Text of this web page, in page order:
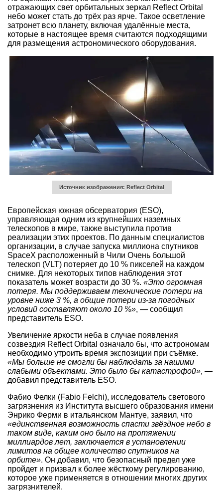
отражающих свет орбитальных зеркал Reflect Orbital
небо может стать до трёх раз ярче. Такое осветление
затронет всю планету, включая удалённые места,
которые в настоящее время считаются подходящими
для размещения астрономического оборудования.
Источник изображения: Reflect Orbital
Европейская южная обсерватория (ESO),
управляющая одним из крупнейших наземных
телескопов в мире, также выступила против
реализации этих проектов. По данным специалистов
организации, в случае запуска миллиона спутников
SpaceX расположенный в Чили Очень большой
телескоп (VLT) потеряет до 10 % пикселей на каждом
снимке. Для некоторых типов наблюдения этот
показатель может возрасти до 30 %. «Это огромная
потеря. Мы поддерживаем технические потери на
уровне ниже 3 %, а общие потери из-за погодных
условий составляют около 10 %», — сообщил
представитель ESO.
Увеличение яркости неба в случае появления
созвездия Reflect Orbital означало бы, что астрономам
необходимо утроить время экспозиции при съёмке.
«Мы больше не смогли бы наблюдать за нашими
слабыми объектами. Это было бы катастрофой», —
добавил представитель ESO.
Фабио Фелки (Fabio Felchi), исследователь светового
загрязнения из Института высшего образования имени
Энрико Ферми в итальянском Мантуе, заявил, что
«единственная возможность спасти звёздное небо в
таком виде, каким оно было на протяжении
миллиардов лет, заключается в установлении
лимитов на общее количество спутников на
орбите». Он добавил, что безопасный предел уже
пройдет и призвал к более жёсткому регулированию,
которое уже применяется в отношении многих других
загрязнителей.